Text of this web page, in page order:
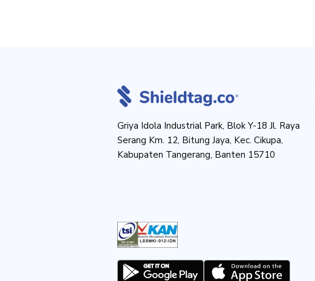
Griya Idola Industrial Park, Blok Y-18 Jl. Raya
Serang Km. 12, Bitung Jaya, Kec. Cikupa,
Kabupaten Tangerang, Banten 15710